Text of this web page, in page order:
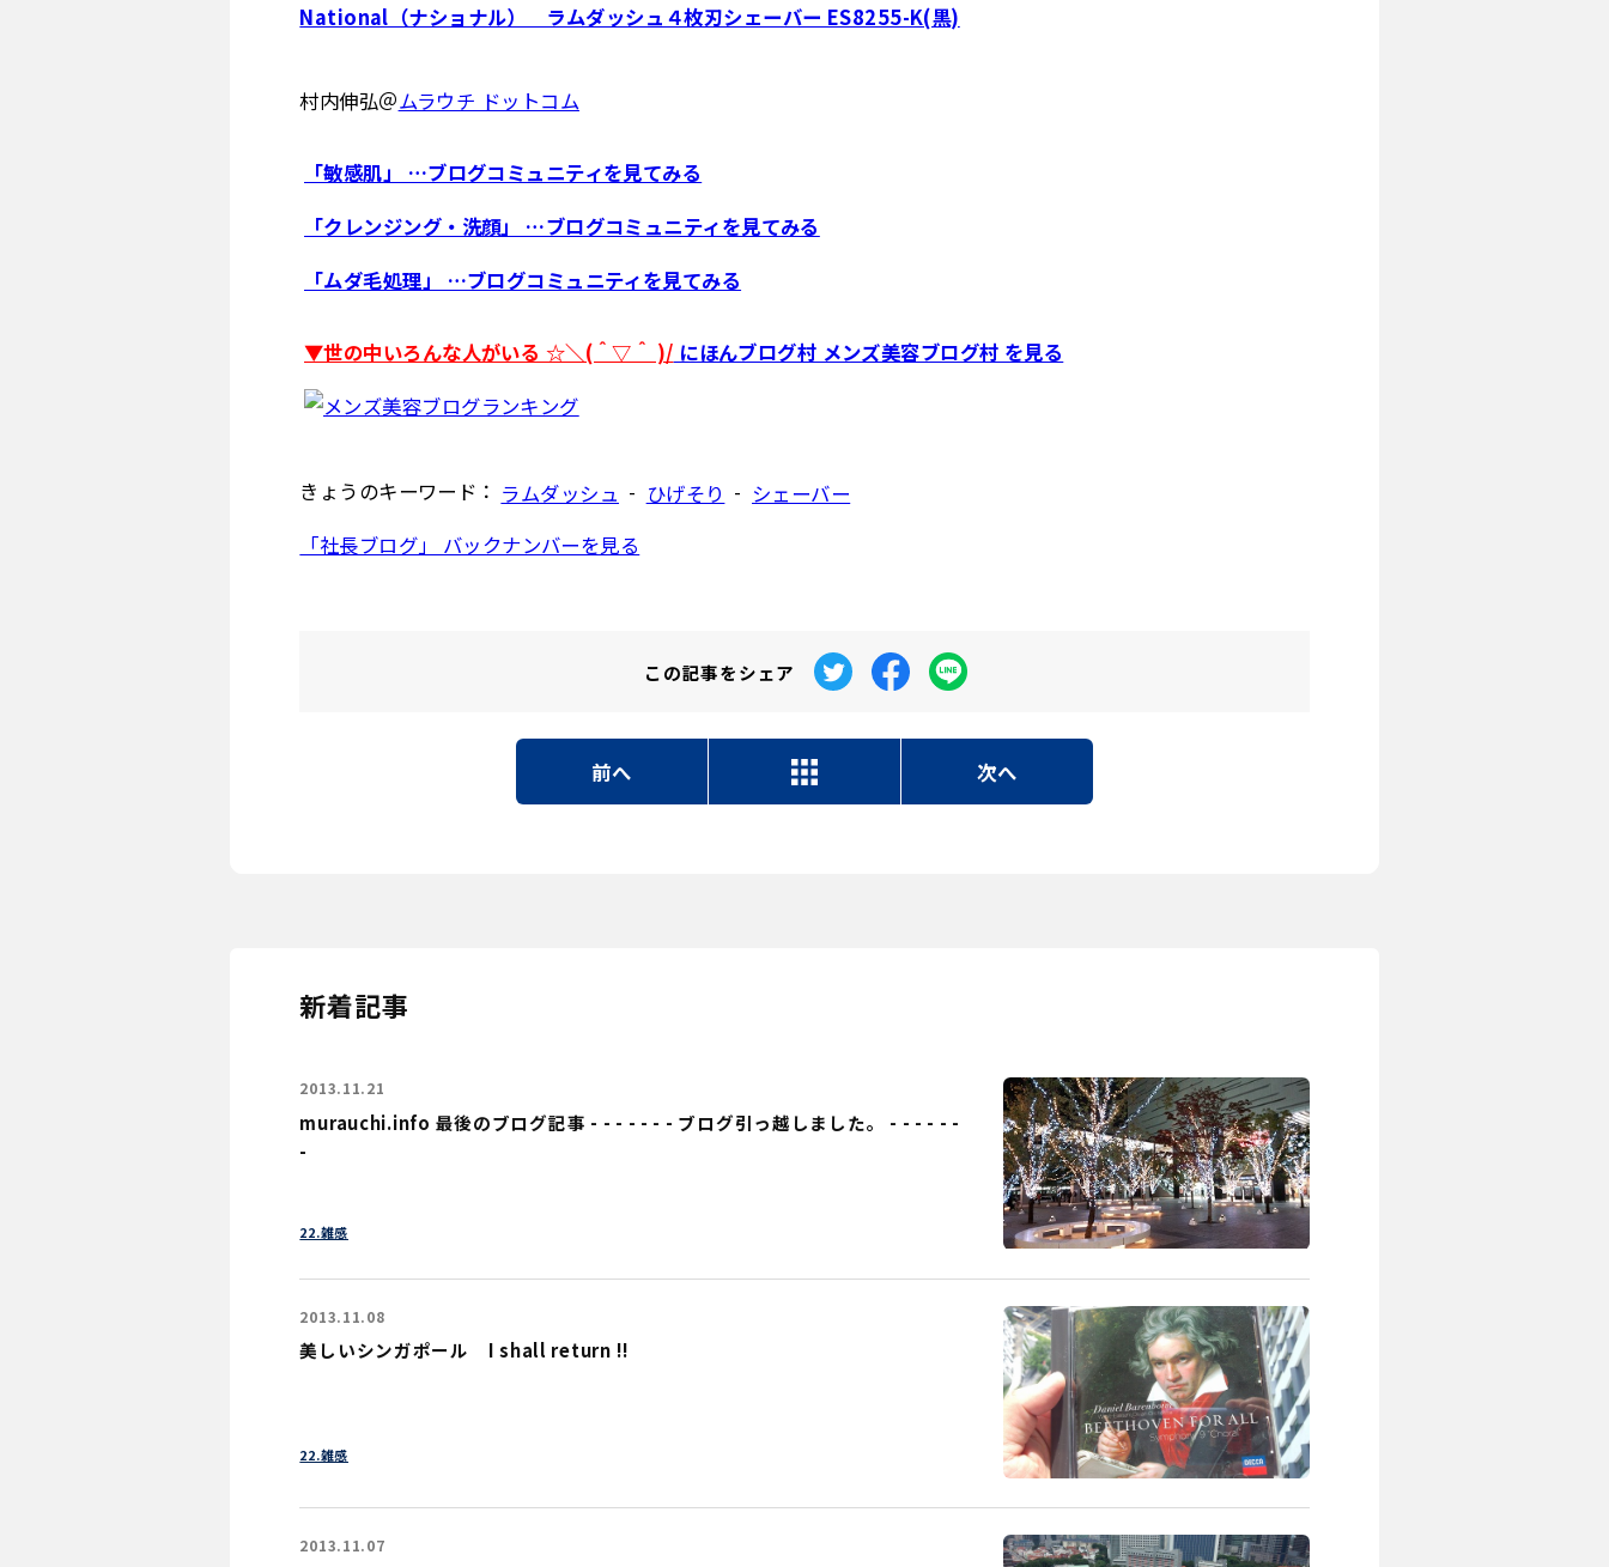
National（ナショナル） ラムダッシュ４枚刃シェーバー ES8255-K(黒)
村内伸弘＠ムラウチ ドットコム
「敏感肌」 …ブログコミュニティを見てみる
「クレンジング・洗顔」 …ブログコミュニティを見てみる
「ムダ毛処理」 …ブログコミュニティを見てみる
▼世の中いろんな人がいる ☆＼(＾▽＾ )/ にほんブログ村 メンズ美容ブログ村 を見る
きょうのキーワード： ラムダッシュ - ひげそり - シェーバー
「社長ブログ」 バックナンバーを見る
この記事をシェア
前へ 次へ
新着記事
murauchi.info 最後のブログ記事 - - - - - - - ブログ引っ越しました。 - - - - - -
-
22.雑感
2013.11.21
美しいシンガポール I shall return !!
22.雑感
2013.11.08
2013.11.07